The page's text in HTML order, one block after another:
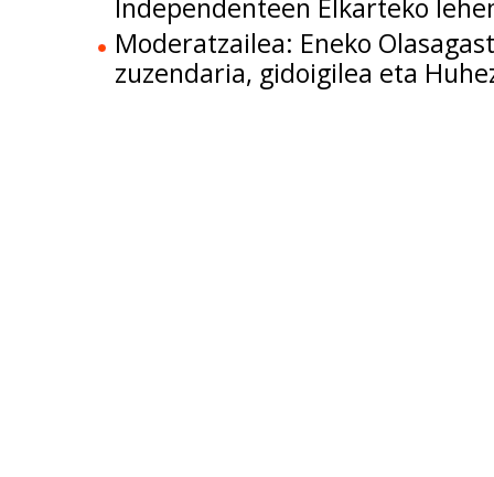
Independenteen Elkarteko
Moderatzailea: Eneko
zuzendaria, gidoigilea eta